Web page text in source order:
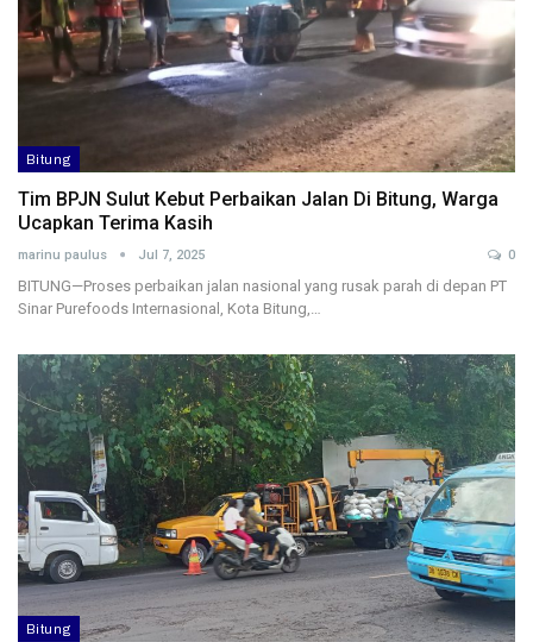
Bitung
Tim BPJN Sulut Kebut Perbaikan Jalan Di Bitung, Warga
Ucapkan Terima Kasih
marinu paulus Jul 7, 2025 0
BITUNG—Proses perbaikan jalan nasional yang rusak parah di depan PT
Sinar Purefoods Internasional, Kota Bitung,…
Bitung